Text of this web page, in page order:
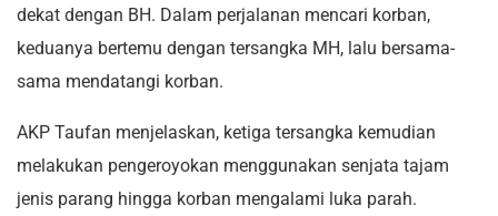
dekat dengan BH. Dalam perjalanan mencari korban,
keduanya bertemu dengan tersangka MH, lalu bersama-
sama mendatangi korban.
AKP Taufan menjelaskan, ketiga tersangka kemudian
melakukan pengeroyokan menggunakan senjata tajam
jenis parang hingga korban mengalami luka parah.